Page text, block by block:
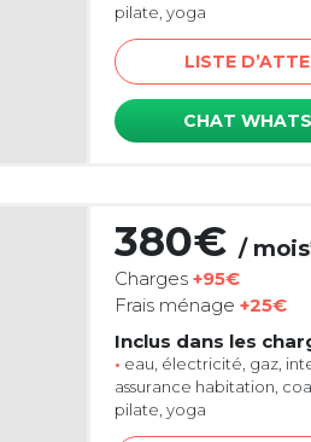
pilate, yoga
LISTE
CHAT
380€ /
Charges +95€
Frais ménage +25€
Inclus dans les
• eau, électricité, gaz,
assurance habitation,
pilate, yoga